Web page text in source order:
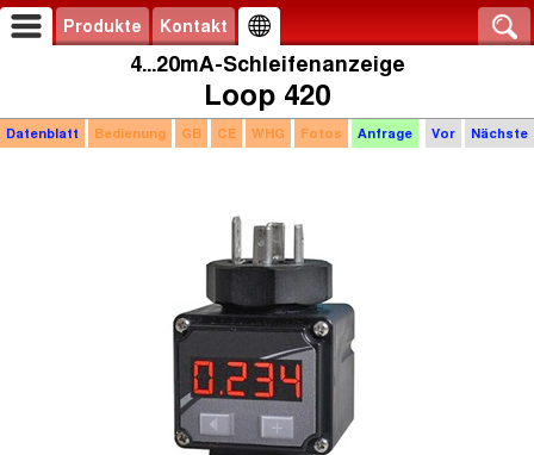
Produkte Kontakt
4...20mA-Schleifenanzeige
Loop 420
Vor Nächste
Datenblatt Bedienung GB CE WHG Fotos Anfrage